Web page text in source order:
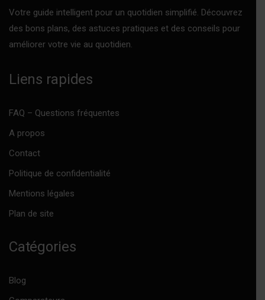
Votre guide intelligent pour un quotidien simplifié. Découvrez
des bons plans, des astuces pratiques et des conseils pour
améliorer votre vie au quotidien.
Liens rapides
FAQ – Questions fréquentes
A propos
Contact
Politique de confidentialité
Mentions légales
Plan de site
Catégories
Blog